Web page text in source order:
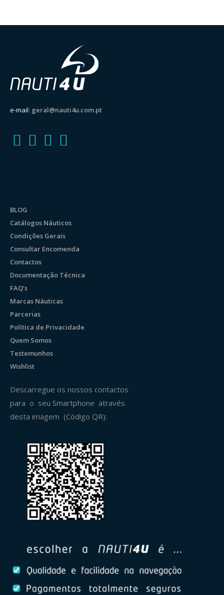
e-mail: geral@nauti4u.com.pt
BLOG
Catálogos Náuticos
Condições Gerais
Consultar Encomenda
Contactos
Documentação Técnica
FAQ’s
Marcas Náuticas
Parcerias
Política de Privacidade
Quem Somos
Testemunhos
Wishlist
Descarregue os nossos contactos
para o seu Smartphone através
desta imagem (Código QR):